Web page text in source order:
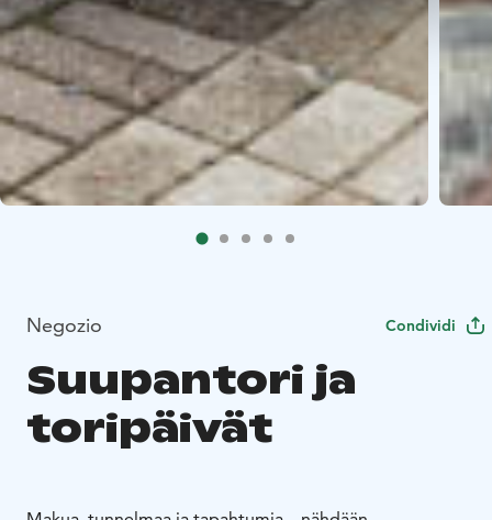
Negozio Condividi
Suupantori ja
toripäivät